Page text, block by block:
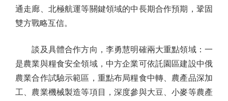
通走廊、北極航運等關鍵領域的中長期合作預期，鞏固
雙方戰略互信。
談及具體合作方向，李勇慧明確兩大重點領域：一
是農業與糧食安全領域，中方企業可依託園區建設中俄
農業合作試驗示範區，重點布局糧食中轉、農產品深加
工、農業機械製造等項目，深度參與大豆、小麥等農產